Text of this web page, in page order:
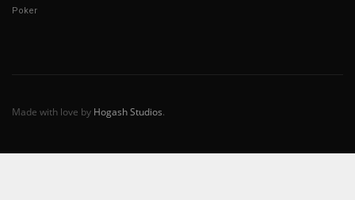
Poker
Made with love by Hogash Studios.